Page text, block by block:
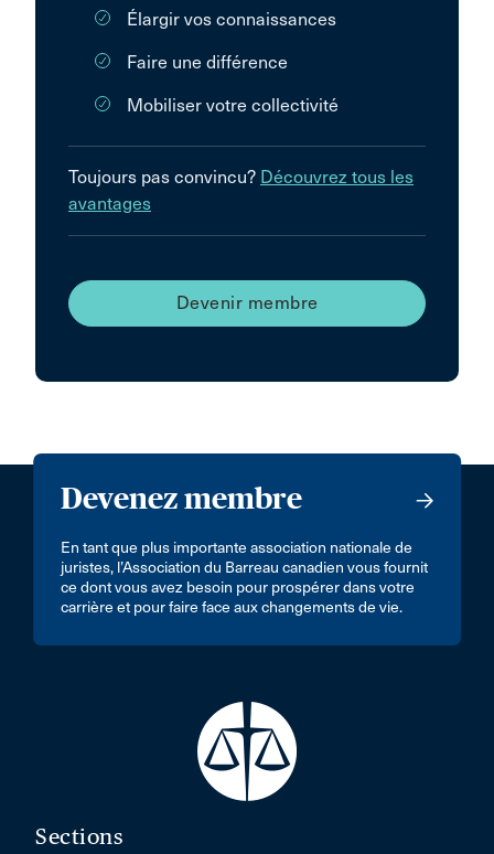
Élargir vos connaissances
Faire une différence
Mobiliser votre collectivité
Toujours pas convincu? Découvrez tous les
avantages
Devenir membre
Devenez membre
En tant que plus importante association nationale de
juristes, l’Association du Barreau canadien vous fournit
ce dont vous avez besoin pour prospérer dans votre
carrière et pour faire face aux changements de vie.
Sections